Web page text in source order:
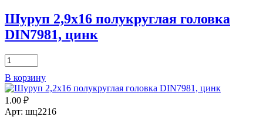
цинк
Шуруп 2,9х16 полукруглая головка
DIN7981, цинк
Количество
товара
Шуруп
2,9х16
полукруглая
головка
В корзину
1.00 ₽
Арт: шц2216